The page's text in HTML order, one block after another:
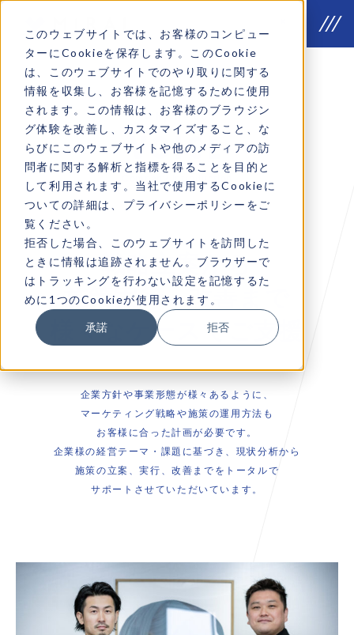
このウェブサイトでは、お客様のコンピュー
ターにCookieを保存します。このCookie
は、このウェブサイトでのやり取りに関する
情報を収集し、お客様を記憶するために使用
されます。この情報は、お客様のブラウジン
グ体験を改善し、カスタマイズすること、な
らびにこのウェブサイトや他のメディアの訪
問者に関する解析と指標を得ることを目的と
して利用されます。当社で使用するCookieに
ついての詳細は、プライバシーポリシーをご
覧ください。
拒否した場合、このウェブサイトを訪問した
ときに情報は追跡されません。ブラウザーで
はトラッキングを行わない設定を記憶するた
めに1つのCookieが使用されます。
承諾 拒否
Why we do
VOICE
Company introduction
戦略立案から
施策実行・改善まで
様々なケースでご支援
企業方針や事業形態が様々あるように、
マーケティング戦略や施策の運用方法も
お客様に合った計画が必要です。
企業様の経営テーマ・課題に基づき、現状分析から
施策の立案、実行、改善までをトータルで
サポートさせていただいています。